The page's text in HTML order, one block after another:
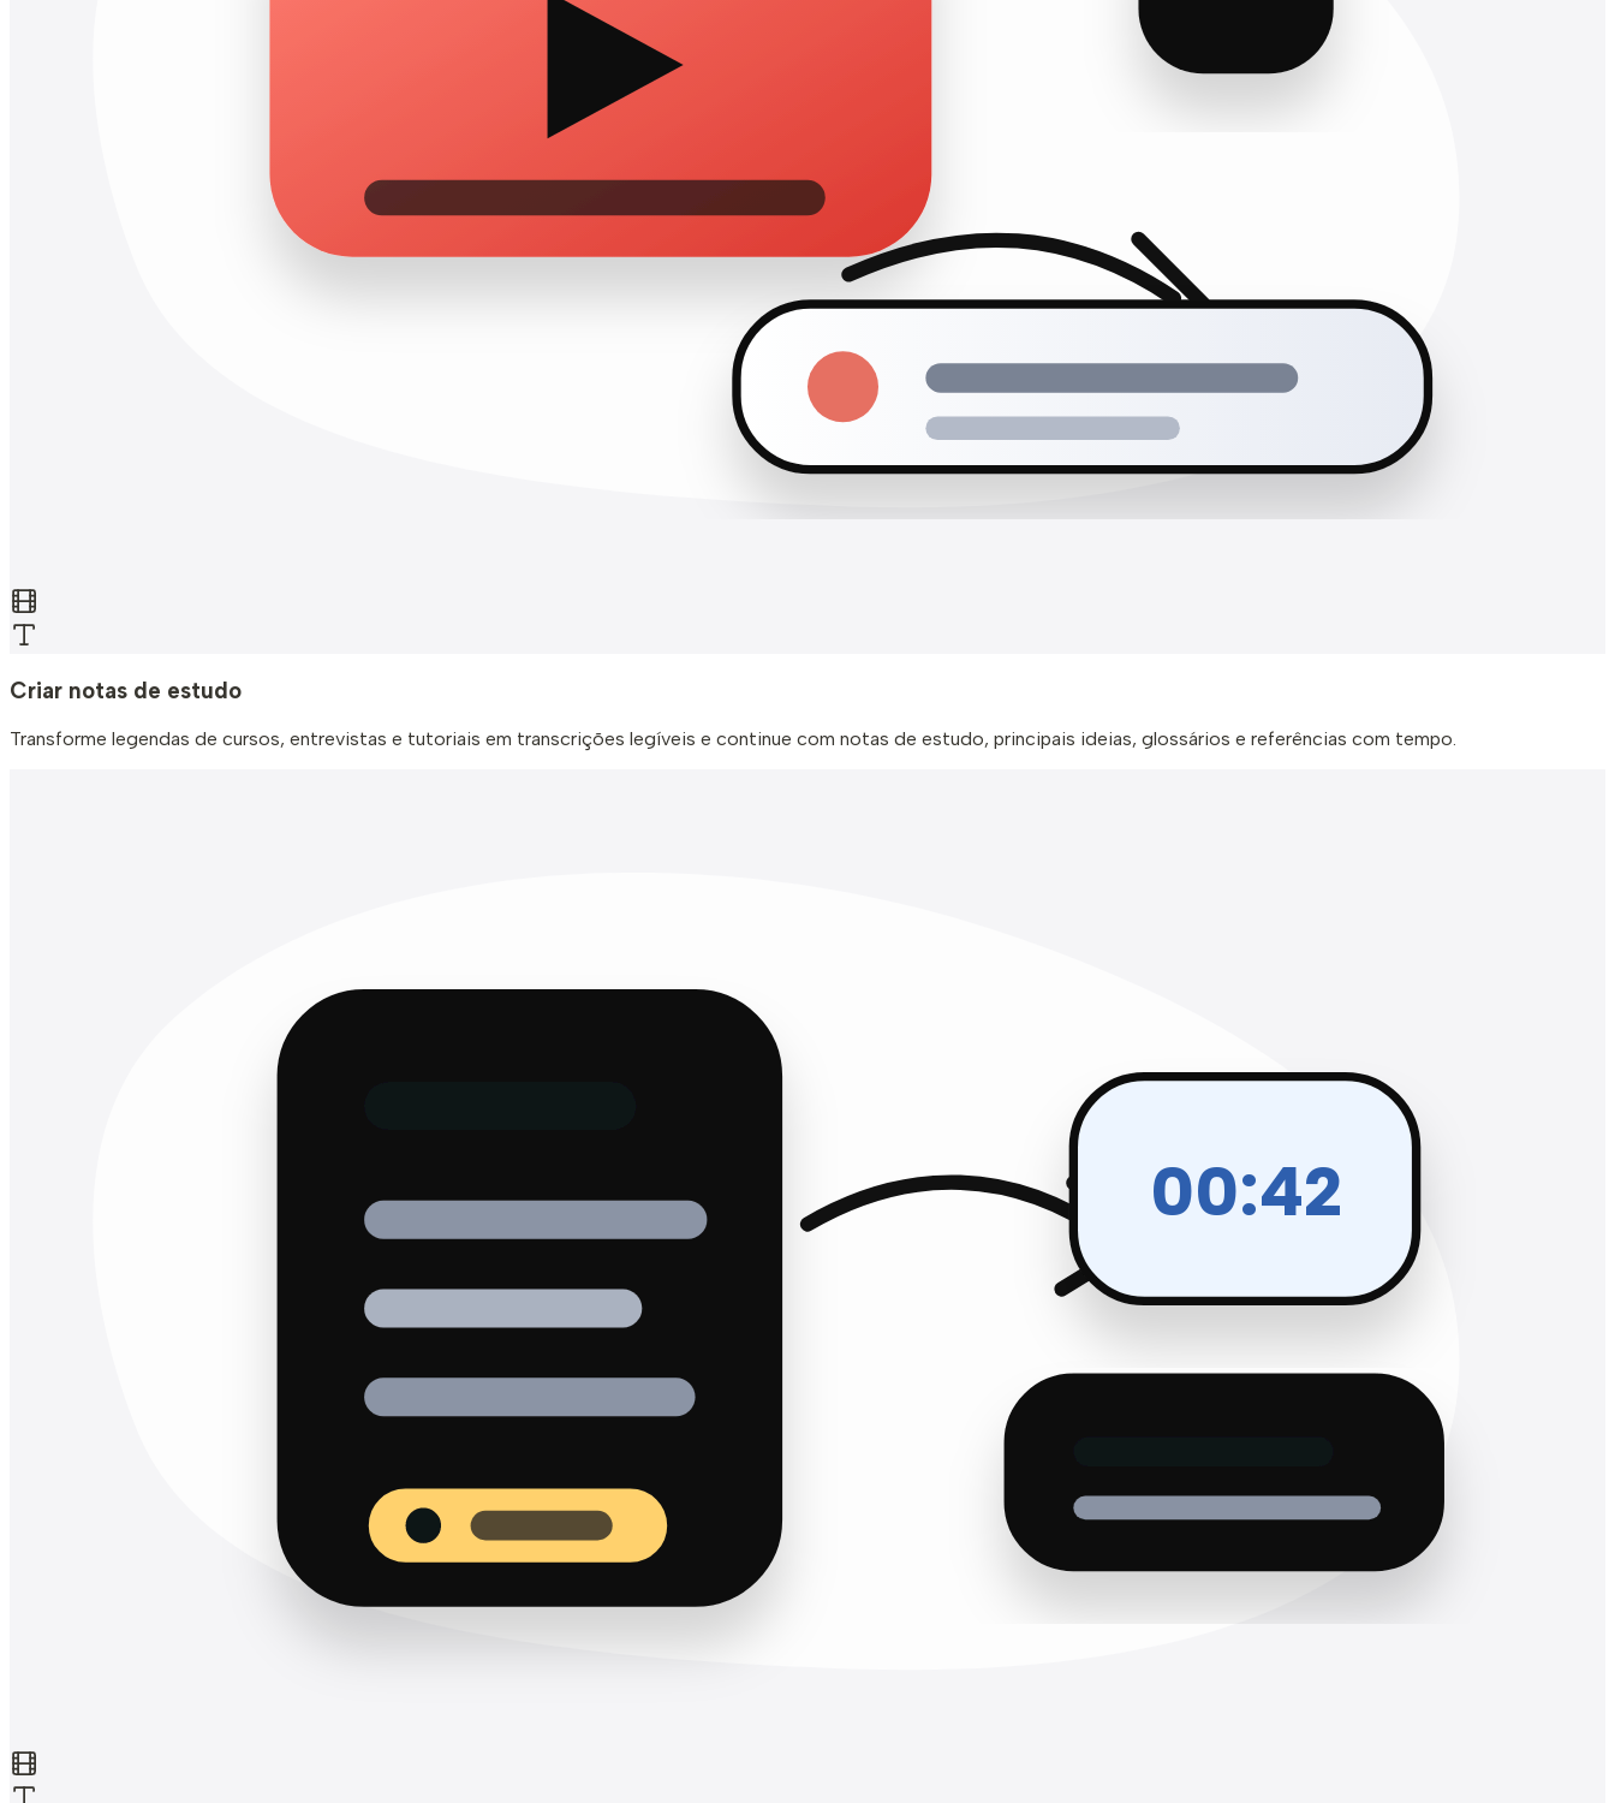
Criar notas de estudo
Transforme legendas de cursos, entrevistas e tutoriais em transcrições legíveis e continue com notas de estudo, principais ideias, glossários e referências com tempo.
00:42